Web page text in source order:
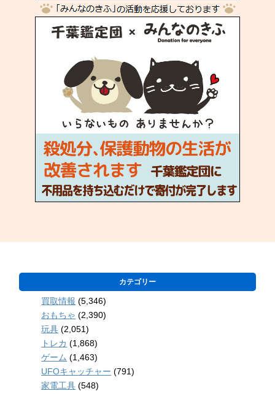
カテゴリー
買取情報 (5,346)
おもちゃ (2,390)
玩具 (2,051)
トレカ (1,868)
ゲーム (1,463)
UFOキャッチャー (791)
家電工具 (548)